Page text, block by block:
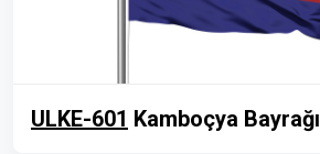
ULKE-601 Kamboçya Bayrağı